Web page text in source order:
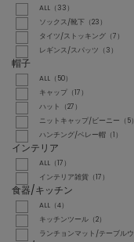
ALL（33）
ソックス/靴下（23）
タイツ/ストッキング（7）
レギンス/スパッツ（3）
帽子
ALL（50）
キャップ（17）
ハット（27）
ニットキャップ/ビーニー（5）
ハンチング/ベレー帽（1）
インテリア
ALL（17）
インテリア雑貨（17）
食器/キッチン
ALL（4）
キッチンツール（2）
ランチョンマット/テーブルウ